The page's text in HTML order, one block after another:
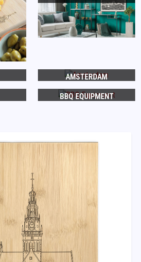
AMSTERDAM
BBQ EQUIPMENT